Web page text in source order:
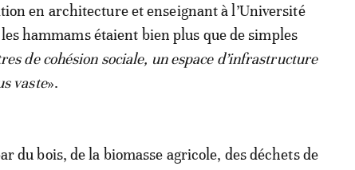
en architecture et enseignant à l’Université
hammams étaient bien plus que de simples
de cohésion sociale, un espace d’infrastructure
vaste».
du bois, de la biomasse agricole, des déchets de